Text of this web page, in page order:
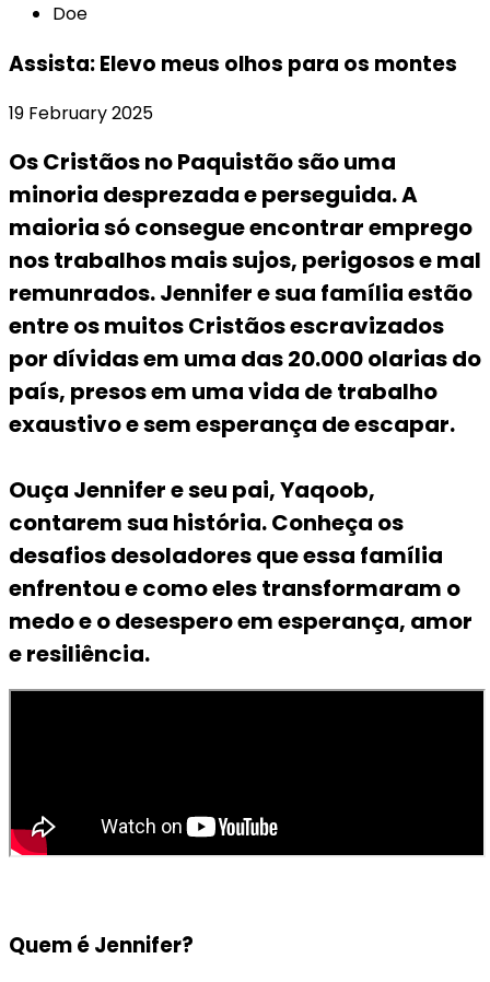
Doe
Assista: Elevo meus olhos para os montes
19 February 2025
Os Cristãos no Paquistão são uma
minoria desprezada e perseguida. A
maioria só consegue encontrar emprego
nos trabalhos mais sujos, perigosos e mal
remunrados. Jennifer e sua família estão
entre os muitos Cristãos escravizados
por dívidas em uma das 20.000 olarias do
país, presos em uma vida de trabalho
exaustivo e sem esperança de escapar.
Ouça Jennifer e seu pai, Yaqoob,
contarem sua história. Conheça os
desafios desoladores que essa família
enfrentou e como eles transformaram o
medo e o desespero em esperança, amor
e resiliência.
Quem é Jennifer?